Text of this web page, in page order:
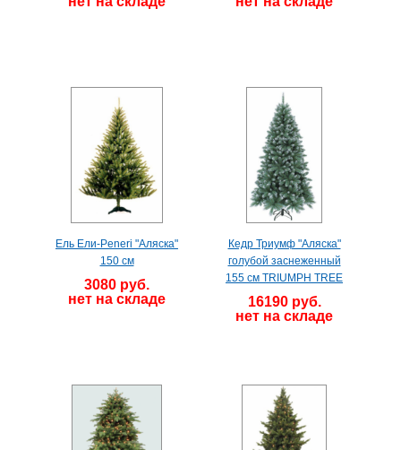
Ель Ели-Peneri "Аляска"
150 см
3080 руб.
нет на складе
Кедр Триумф "Аляска"
голубой заснеженный
155 см TRIUMPH TREE
16190 руб.
нет на складе